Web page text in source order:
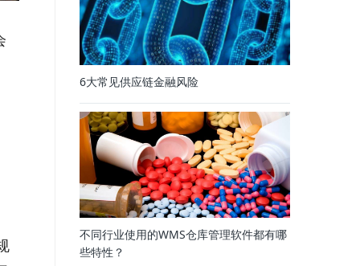
6大常见供应链金融风险
不同行业使用的WMS仓库管理软件都有哪
些特性？